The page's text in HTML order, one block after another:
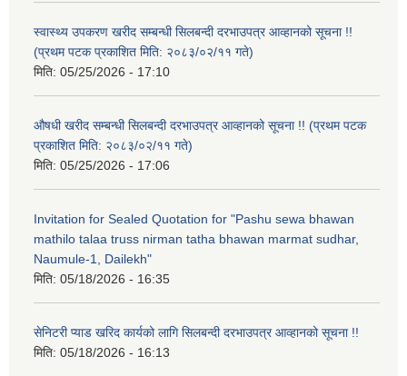
स्वास्थ्य उपकरण खरीद सम्बन्धी सिलबन्दी दरभाउपत्र आव्हानको सूचना !!
(प्रथम पटक प्रकाशित मिति: २०८३/०२/११ गते)
मिति: 05/25/2026 - 17:10
औषधी खरीद सम्बन्धी सिलबन्दी दरभाउपत्र आव्हानको सूचना !! (प्रथम पटक
प्रकाशित मिति: २०८३/०२/११ गते)
मिति: 05/25/2026 - 17:06
Invitation for Sealed Quotation for "Pashu sewa bhawan
mathilo talaa truss nirman tatha bhawan marmat sudhar,
Naumule-1, Dailekh"
मिति: 05/18/2026 - 16:35
सेनिटरी प्याड खरिद कार्यको लागि सिलबन्दी दरभाउपत्र आव्हानको सूचना !!
मिति: 05/18/2026 - 16:13